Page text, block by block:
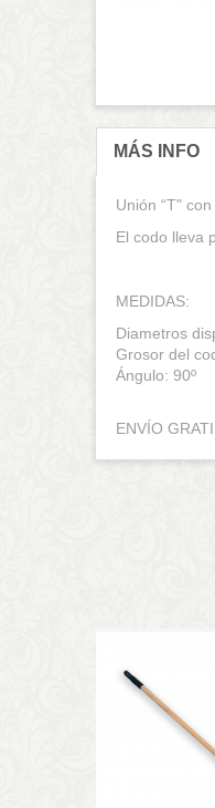
MÁS INFO
Unión “T"
El codo lleva
MEDIDAS:
Diametros
Grosor del
Ángulo: 90º
ENVÍO